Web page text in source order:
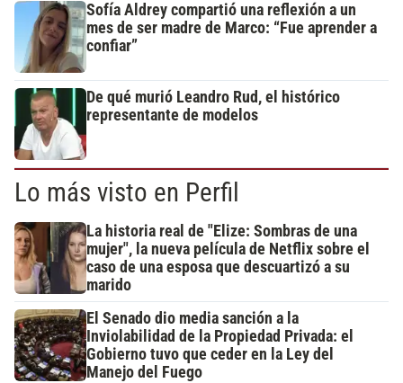
Sofía Aldrey compartió una reflexión a un
mes de ser madre de Marco: “Fue aprender a
confiar”
De qué murió Leandro Rud, el histórico
representante de modelos
Lo más visto en Perfil
La historia real de "Elize: Sombras de una
mujer", la nueva película de Netflix sobre el
caso de una esposa que descuartizó a su
marido
El Senado dio media sanción a la
Inviolabilidad de la Propiedad Privada: el
Gobierno tuvo que ceder en la Ley del
Manejo del Fuego